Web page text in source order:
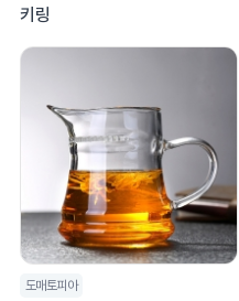
키링
도매토피아